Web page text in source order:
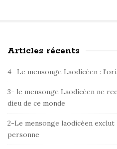
S
e
S
Articles récents
4- Le mensonge Laodicéen :
3- le mensonge Laodicéen ne
dieu de ce monde
2-Le mensonge laodicéen
personne